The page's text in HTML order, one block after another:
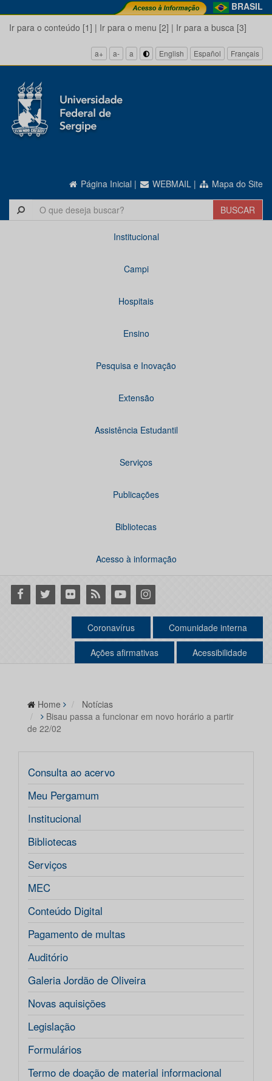
BRASIL
Ir para o conteúdo [1] | Ir para o menu [2] | Ir para a busca [3]
a+ a- a English Español Français
Página Inicial | WEBMAIL | Mapa do Site
Institucional
Campi
Hospitais
Ensino
Pesquisa e Inovação
Extensão
Assistência Estudantil
Serviços
Publicações
Bibliotecas
Acesso à informação
Facebook
Twitter Flickr RSS YoutubeInstagram
Coronavírus Comunidade interna
Ações afirmativas Acessibilidade
Home
Notícias
Bisau passa a funcionar em novo horário a partir
de 22/02
Consulta ao acervo
Meu Pergamum
Institucional
Bibliotecas
Serviços
MEC
Conteúdo Digital
Pagamento de multas
Auditório
Galeria Jordão de Oliveira
Novas aquisições
Legislação
Formulários
Termo de doação de material informacional